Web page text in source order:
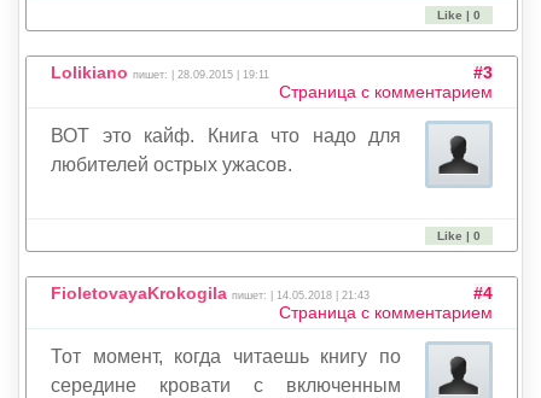
Like | 0
Lolikiano пишет: | 28.09.2015 | 19:11
#3
Страница с комментарием
ВОТ это кайф. Книга что надо для
любителей острых ужасов.
Like | 0
FioletovayaKrokogila пишет: | 14.05.2018 | 21:43
#4
Страница с комментарием
Тот момент, когда читаешь книгу по
середине кровати с включенным